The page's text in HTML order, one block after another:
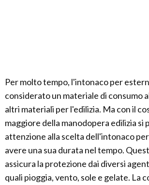
Per molto tempo, l'intonaco per
considerato un materiale di consumo
altri materiali per l'edilizia. Ma con il
maggiore della manodopera edilizia si
attenzione alla scelta dell'intonaco
avere una sua durata nel tempo.
assicura la protezione dai diversi
quali pioggia, vento, sole e gelate. La